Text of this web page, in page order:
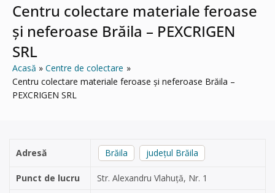
Centru colectare materiale feroase
și neferoase Brăila – PEXCRIGEN
SRL
Acasă
Centre de colectare
Centru colectare materiale feroase și neferoase Brăila –
PEXCRIGEN SRL
Adresă Brăila județul Brăila
Punct de lucru
Str. Alexandru Vlahuță, Nr. 1